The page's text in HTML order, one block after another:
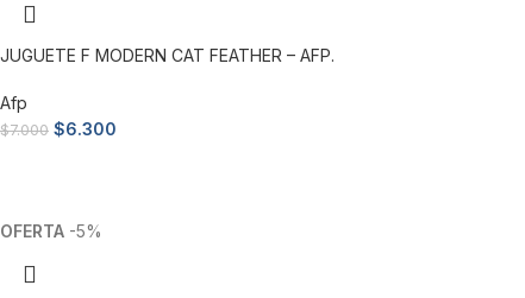
JUGUETE F MODERN CAT FEATHER – AFP.
Afp
$7.000 $6.300
-5%